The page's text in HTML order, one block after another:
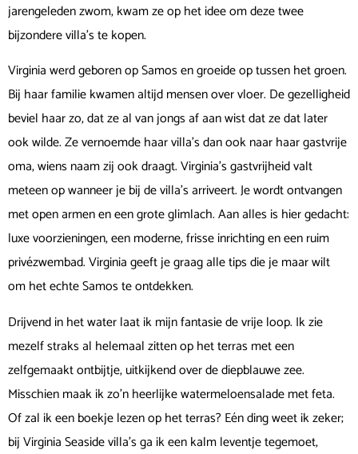
jarengeleden zwom, kwam ze op het idee om deze twee
bijzondere villa’s te kopen.
Virginia werd geboren op Samos en groeide op tussen het groen.
Bij haar familie kwamen altijd mensen over vloer. De gezelligheid
beviel haar zo, dat ze al van jongs af aan wist dat ze dat later
ook wilde. Ze vernoemde haar villa’s dan ook naar haar gastvrije
oma, wiens naam zij ook draagt. Virginia’s gastvrijheid valt
meteen op wanneer je bij de villa’s arriveert. Je wordt ontvangen
met open armen en een grote glimlach. Aan alles is hier gedacht:
luxe voorzieningen, een moderne, frisse inrichting en een ruim
privézwembad. Virginia geeft je graag alle tips die je maar wilt
om het echte Samos te ontdekken.
Drijvend in het water laat ik mijn fantasie de vrije loop. Ik zie
mezelf straks al helemaal zitten op het terras met een
zelfgemaakt ontbijtje, uitkijkend over de diepblauwe zee.
Misschien maak ik zo’n heerlijke watermeloensalade met feta.
Of zal ik een boekje lezen op het terras? Eén ding weet ik zeker;
bij Virginia Seaside villa’s ga ik een kalm leventje tegemoet,